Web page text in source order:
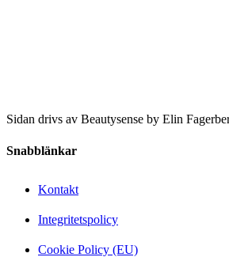
Sidan drivs av Beautysense by Elin
Snabblänkar
Kontakt
Integritetspolicy
Cookie Policy (EU)